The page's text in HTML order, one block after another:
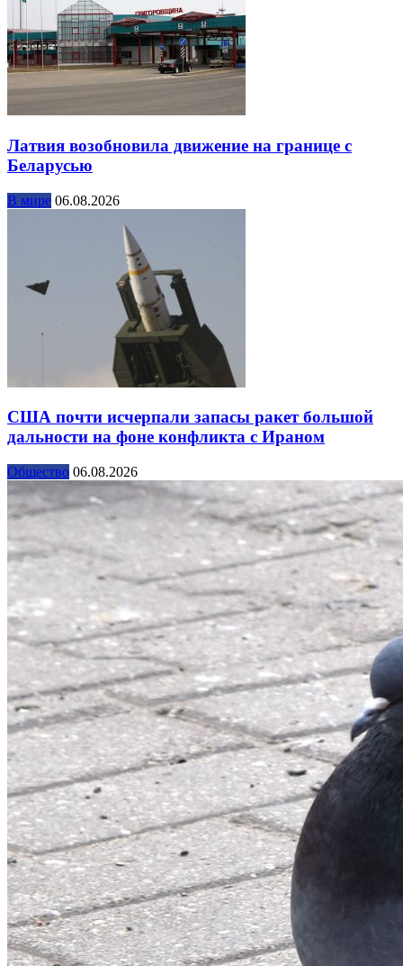
Латвия возобновила движение на границе с
Беларусью
В мире 06.08.2026
США почти исчерпали запасы ракет большой
дальности на фоне конфликта с Ираном
Общество 06.08.2026